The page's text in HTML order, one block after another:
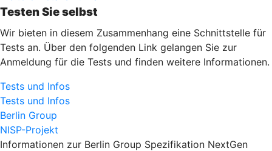
Testen Sie selbst
Wir bieten in diesem Zusammenhang eine Schnittstelle für
Tests an. Über den folgenden Link gelangen Sie zur
Anmeldung für die Tests und finden weitere Informationen.
Tests und Infos
Tests und Infos
Berlin Group
NISP-Projekt
Informationen zur Berlin Group Spezifikation NextGen